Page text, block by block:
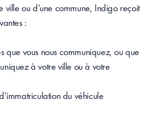
ville ou d’une commune, Indigo reçoit
:
que vous nous communiquez, ou que
à votre ville ou à votre
du véhicule